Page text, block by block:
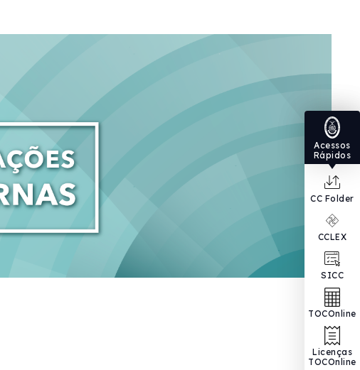
Acessos
Rápidos
CC Folder
CCLEX
SICC
TOCOnline
Licenças
TOCOnline